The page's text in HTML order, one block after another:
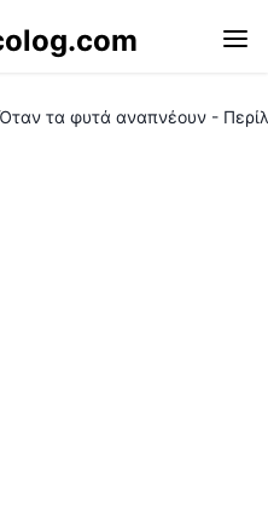
Όταν τα φυτά αναπνέουν -